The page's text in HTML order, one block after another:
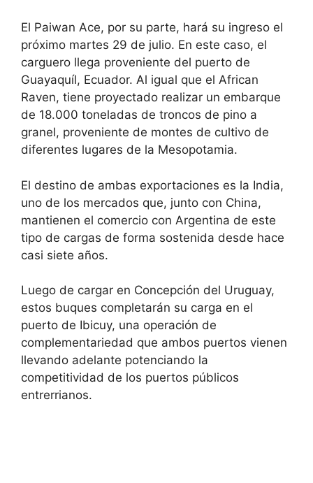
El Paiwan Ace, por su parte, hará su ingreso el
próximo martes 29 de julio. En este caso, el
carguero llega proveniente del puerto de
Guayaquíl, Ecuador. Al igual que el African
Raven, tiene proyectado realizar un embarque
de 18.000 toneladas de troncos de pino a
granel, proveniente de montes de cultivo de
diferentes lugares de la Mesopotamia.
El destino de ambas exportaciones es la India,
uno de los mercados que, junto con China,
mantienen el comercio con Argentina de este
tipo de cargas de forma sostenida desde hace
casi siete años.
Luego de cargar en Concepción del Uruguay,
estos buques completarán su carga en el
puerto de Ibicuy, una operación de
complementariedad que ambos puertos vienen
llevando adelante potenciando la
competitividad de los puertos públicos
entrerrianos.